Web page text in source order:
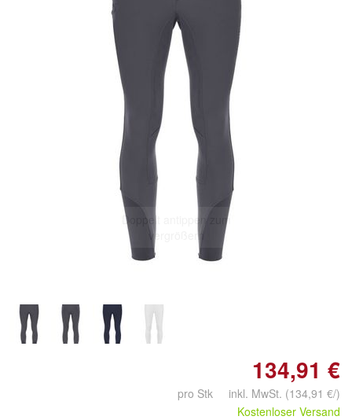
Doppelt antippen zum
vergrößern
134,91 €
pro Stk inkl. MwSt. (134,91 €/)
Kostenloser Versand